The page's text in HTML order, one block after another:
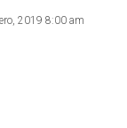
2019 8:00 am